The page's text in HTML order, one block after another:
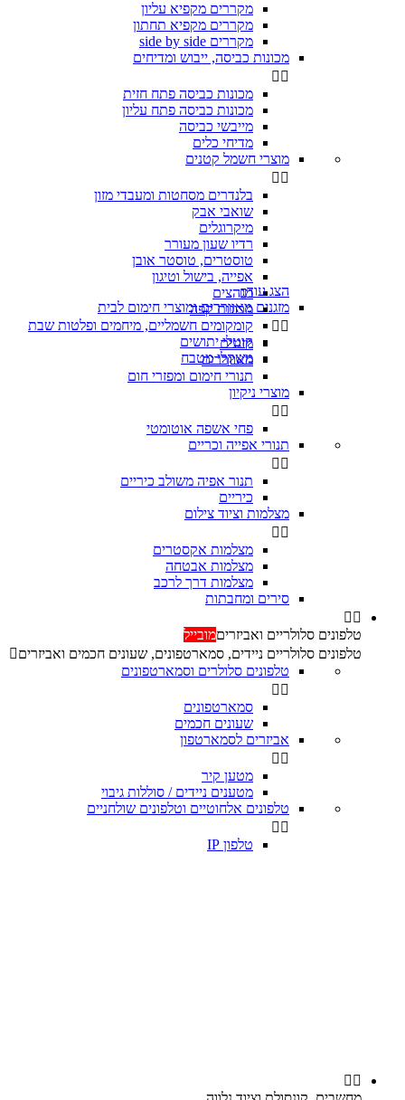
מקררים מקפיא עליון
מקררים מקפיא תחתון
מקררים side by side
מכונות כביסה, ייבוש ומדיחים
 
מכונות כביסה פתח חזית
מכונות כביסה פתח עליון
מייבשי כביסה
מדיחי כלים
מוצרי חשמל קטנים
 
בלנדרים מסחטות ומעבדי מזון
שואבי אבק
מיקרוגלים
רדיו שעון מעורר
טוסטרים, טוסטר אובן
אפייה, בישול וטיגון
מגהצים
מכונות קפה
קומקומים חשמליים, מיחמים ופלטות שבת
קוטלי יתושים
משקלי מטבח
הצג עוד
מזגנים מאווררים ומוצרי חימום לבית
 
מזגנים
מאווררים
תנורי חימום ומפזרי חום
מוצרי ניקיון
 
פחי אשפה אוטומטי
תנורי אפייה וכריים
 
‏תנור אפיה משולב כיריים
כיריים
מצלמות וציוד צילום
 
מצלמות אקסטרים
מצלמות אבטחה
מצלמות דרך לרכב
סירים ומחבתות
 
טלפונים סלולריים ואביזריםמובייל
טלפונים סלולריים ניידים, סמארטפונים, שעונים חכמים ואביזרים
טלפונים סלולרים וסמארטפונים
 
סמארטפונים
שעונים חכמים
אביזרים לסמארטפון
 
מטען קיר
מטענים ניידים / סוללות גיבוי
טלפונים אלחוטיים וטלפונים שולחניים
 
טלפון IP
 